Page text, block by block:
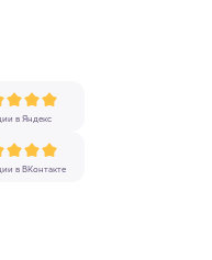
в Яндекс
в ВКонтакте